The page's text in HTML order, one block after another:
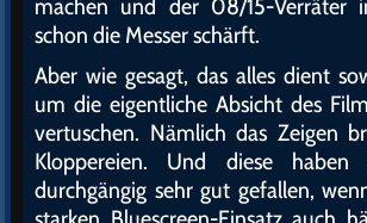
machen und der 08/15-Verräter
schon die Messer schärft.
Aber wie gesagt, das alles dient
um die eigentliche Absicht des
vertuschen. Nämlich das Zeigen
Kloppereien. Und diese haben
durchgängig sehr gut gefallen,